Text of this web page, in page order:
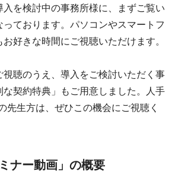
入を検討中の事務所様に、まずご覧い
ております。パソコンやスマートフ
好きな時間にご視聴いただけます。
視聴のうえ、導入をご検討いただく事
契約特典」もご用意しました。人手
先生方は、ぜひこの機会にご視聴く
ナー動画」の概要